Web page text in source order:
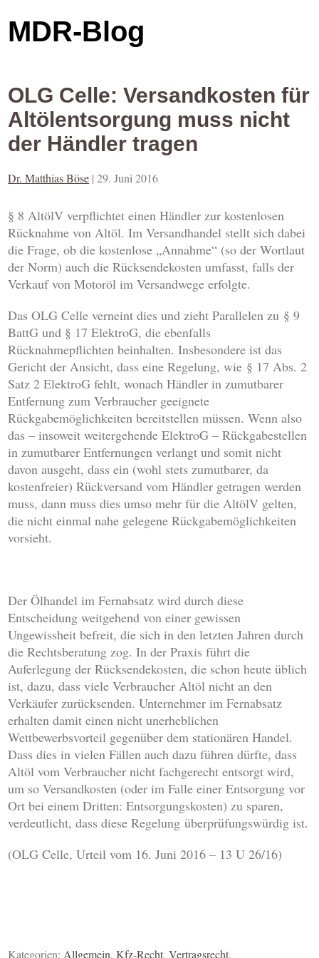
MDR-Blog
OLG Celle: Versandkosten für
Altölentsorgung muss nicht
der Händler tragen
Dr. Matthias Böse |29. Juni 2016
§ 8 AltölV verpflichtet einen Händler zur kostenlosen
Rücknahme von Altöl. Im Versandhandel stellt sich dabei
die Frage, ob die kostenlose „Annahme“ (so der Wortlaut
der Norm) auch die Rücksendekosten umfasst, falls der
Verkauf von Motoröl im Versandwege erfolgte.
Das OLG Celle verneint dies und zieht Parallelen zu § 9
BattG und § 17 ElektroG, die ebenfalls
Rücknahmepflichten beinhalten. Insbesondere ist das
Gericht der Ansicht, dass eine Regelung, wie § 17 Abs. 2
Satz 2 ElektroG fehlt, wonach Händler in zumutbarer
Entfernung zum Verbraucher geeignete
Rückgabemöglichkeiten bereitstellen müssen. Wenn also
das – insoweit weitergehende ElektroG – Rückgabestellen
in zumutbarer Entfernungen verlangt und somit nicht
davon ausgeht, dass ein (wohl stets zumutbarer, da
kostenfreier) Rückversand vom Händler getragen werden
muss, dann muss dies umso mehr für die AltölV gelten,
die nicht einmal nahe gelegene Rückgabemöglichkeiten
vorsieht.
Der Ölhandel im Fernabsatz wird durch diese
Entscheidung weitgehend von einer gewissen
Ungewissheit befreit, die sich in den letzten Jahren durch
die Rechtsberatung zog. In der Praxis führt die
Auferlegung der Rücksendekosten, die schon heute üblich
ist, dazu, dass viele Verbraucher Altöl nicht an den
Verkäufer zurücksenden. Unternehmer im Fernabsatz
erhalten damit einen nicht unerheblichen
Wettbewerbsvorteil gegenüber dem stationären Handel.
Dass dies in vielen Fällen auch dazu führen dürfte, dass
Altöl vom Verbraucher nicht fachgerecht entsorgt wird,
um so Versandkosten (oder im Falle einer Entsorgung vor
Ort bei einem Dritten: Entsorgungskosten) zu sparen,
verdeutlicht, dass diese Regelung überprüfungswürdig ist.
(OLG Celle, Urteil vom 16. Juni 2016 – 13 U 26/16)
Kategorien: Allgemein,Kfz-Recht,Vertragsrecht,